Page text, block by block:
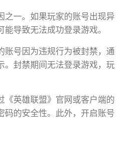
之一。如果玩家的账号出现异
导致无法成功登录游戏。
账号因为违规行为被封禁，通
。封禁期间无法登录游戏，玩
《英雄联盟》官网或客户端的
码的安全性。此外，开启账号